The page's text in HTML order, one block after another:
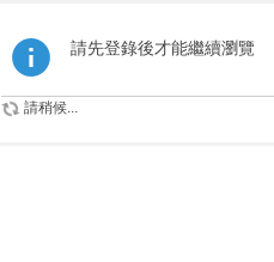
請先登錄後才能繼續瀏覽
請稍候...